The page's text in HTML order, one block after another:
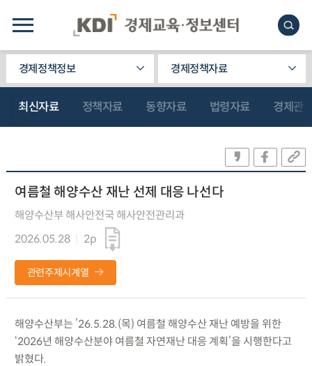
경제정책정보 경제정책자료
최신자료 정책자료 동향자료 법령자료 경제관
여름철 해양수산 재난 선제 대응 나선다
해양수산부 해사안전국 해사안전관리과
2026.05.28
2p
관련주제시계열
해양수산부는 ’26.5.28.(목) 여름철 해양수산 재난 예방을 위한
‘2026년 해양수산분야 여름철 자연재난 대응 계획’을 시행한다고
밝혔다.